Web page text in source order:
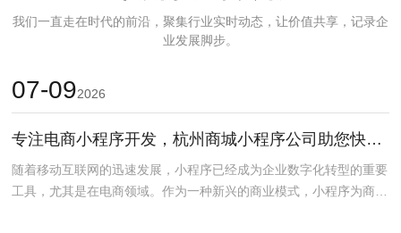
我们一直走在时代的前沿，聚集行业实时动态，让价值共享，记录企
业发展脚步。
07-092026
专注电商小程序开发，杭州商城小程序公司助您快速上线
随着移动互联网的迅速发展，小程序已经成为企业数字化转型的重要
工具，尤其是在电商领域。作为一种新兴的商业模式，小程序为商家